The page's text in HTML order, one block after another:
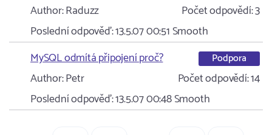
Author:Raduzz Počet odpovědí:3
Poslední odpověď:13.5.07 00:51Smooth
MySQL odmítá připojení proč?
Podpora
Author:Petr Počet odpovědí:14
Poslední odpověď:13.5.07 00:48Smooth